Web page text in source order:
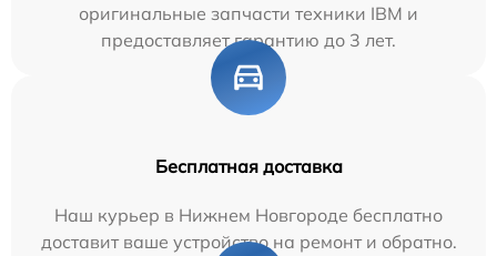
оригинальные запчасти техники IBM и
предоставляет гарантию до 3 лет.
Бесплатная доставка
Наш курьер в Нижнем Новгороде бесплатно
доставит ваше устройство на ремонт и обратно.